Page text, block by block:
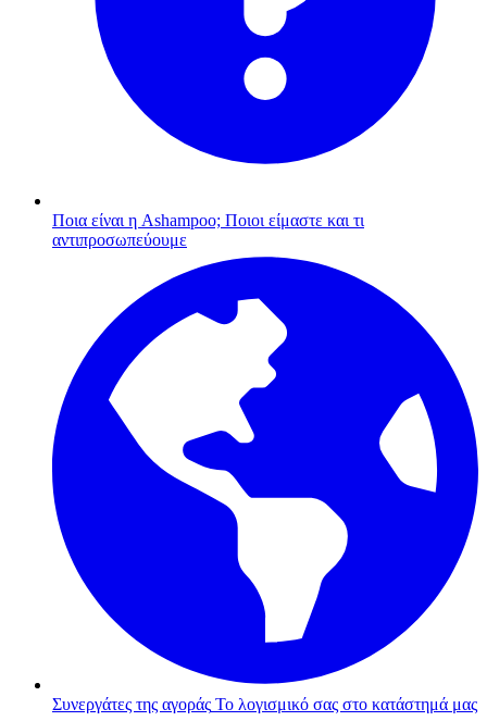
Ποια είναι η Ashampoo; Ποιοι είμαστε και τι
αντιπροσωπεύουμε
Συνεργάτες της αγοράς Το λογισμικό σας στο κατάστημά μας